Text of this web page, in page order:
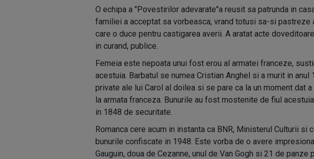
O echipa a "Povestirilor adevarate"a reusit sa patrunda in
familiei a acceptat sa vorbeasca, vrand totusi sa-si pastreze
care o duce pentru castigarea averii. A aratat acte
in curand, publice.
Femeia este nepoata unui fost erou al armatei franceze,
acestuia. Barbatul se numea Cristian Anghel si a murit in
private ale lui Carol al doilea si se pare ca la un moment dat
la armata franceza. Bunurile au fost mostenite de fiul
in 1848 de securitate.
Romanca cere acum in instanta ca BNR, Ministerul Culturii si
bunurile confiscate in 1948. Este vorba de o avere
Gauguin, doua de Cezanne, unul de Van Gogh si 21 de